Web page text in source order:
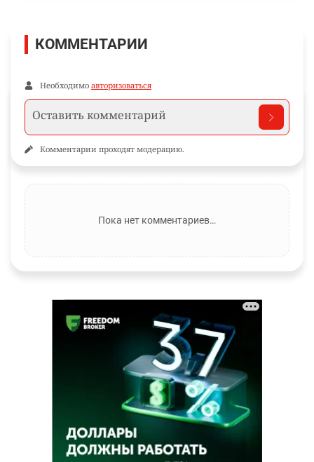
КОММЕНТАРИИ
Необходимо авторизоваться
Комментарии проходят модерацию.
Пока нет комментариев…